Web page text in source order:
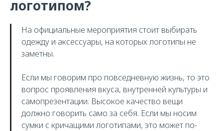
логотипом?
На официальные мероприятия стоит выбирать
одежду и аксессуары, на которых логотипы не
заметны.
Если мы говорим про повседневную жизнь, то это
вопрос проявления вкуса, внутренней культуры и
самопрезентации. Высокое качество вещи
должно говорить само за себя. Если мы носим
сумки с кричащими логотипами, это может по-